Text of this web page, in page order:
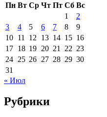
Пн Вт Ср Чт Пт Сб Вс
1
2
3
4 5 6 7 8
9
10 11 12 13 14 15 16
17 18 19 20 21 22 23
24 25 26 27 28 29 30
31
« Июл
Рубрики